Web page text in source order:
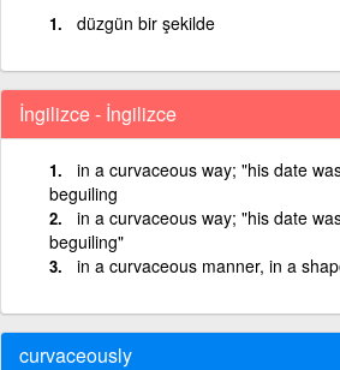
düzgün bir şekilde
İngilizce - İngilizce
in a curvaceous way; "his date
beguiling
in a curvaceous way; "his date
beguiling"
in a curvaceous manner, in a
curvaceously